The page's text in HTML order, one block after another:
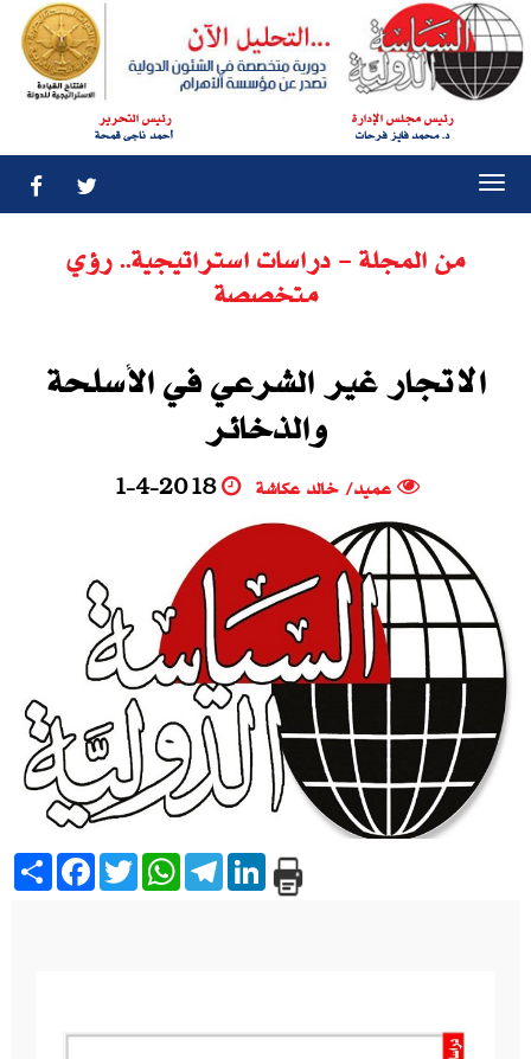
رئيس مجلس الإدارة
د. محمد فايز فرحات
رئيس التحرير
أحمد ناجى قمحة
من المجلة - دراسات استراتيجية.. رؤي
متخصصة
الاتجار‮ ‬غير الشرعي في الأسلحة
والذخائر
عميد‮/ ‬خالد عكاشة 1-4-2018
Share Facebook
TwitterWhatsAppTelegramLinkedIn